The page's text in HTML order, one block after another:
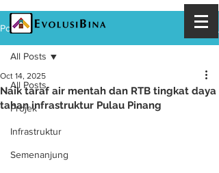
Post
All Posts
Projek
Infrastruktur
Semenanjung
All Posts
Naik taraf air mentah dan RTB tingkat daya
tahan infrastruktur Pulau Pinang
Oct 14, 2025